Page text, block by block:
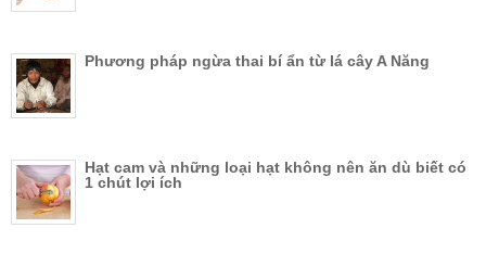
Phương pháp ngừa thai bí ẩn từ lá cây A Năng
Hạt cam và những loại hạt không nên ăn dù biết có
1 chút lợi ích